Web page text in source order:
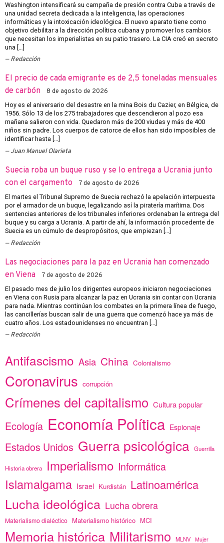
Washington intensificará su campaña de presión contra Cuba a través de
una unidad secreta dedicada a la inteligencia, las operaciones
informáticas y la intoxicación ideológica. El nuevo aparato tiene como
objetivo debilitar a la dirección política cubana y promover los cambios
que necesitan los imperialistas en su patio trasero. La CIA creó en secreto
una […]
Redacción
El precio de cada emigrante es de 2,5 toneladas mensuales
de carbón
8 de agosto de 2026
Hoy es el aniversario del desastre en la mina Bois du Cazier, en Bélgica, de
1956. Sólo 13 de los 275 trabajadores que descendieron al pozo esa
mañana salieron con vida. Quedaron más de 200 viudas y más de 400
niños sin padre. Los cuerpos de catorce de ellos han sido imposibles de
identificar hasta […]
Juan Manuel Olarieta
Suecia roba un buque ruso y se lo entrega a Ucrania junto
con el cargamento
7 de agosto de 2026
El martes el Tribunal Supremo de Suecia rechazó la apelación interpuesta
por el armador de un buque, legalizando así la piratería marítima. Dos
sentencias anteriores de los tribunales inferiores ordenaban la entrega del
buque y su carga a Ucrania. A partir de ahí, la información procedente de
Suecia es un cúmulo de despropósitos, que empiezan […]
Redacción
Las negociaciones para la paz en Ucrania han comenzado
en Viena
7 de agosto de 2026
El pasado mes de julio los dirigentes europeos iniciaron negociaciones
en Viena con Rusia para alcanzar la paz en Ucrania sin contar con Ucrania
para nada. Mientras continúan los combates en la primera línea de fuego,
las cancillerías buscan salir de una guerra que comenzó hace ya más de
cuatro años. Los estadounidenses no encuentran […]
Redacción
Antifascismo Asia China Colonialismo
Coronavirus corrupción
Crímenes del capitalismo Cultura popular
Ecología Economía Política Espionaje
Estados Unidos Guerra psicológica Guerrilla
Historia obrera Imperialismo Informática
Islamalgama Israel Kurdistán Latinoamérica
Lucha ideológica Lucha obrera
Materialismo dialéctico Materialismo histórico MCI
Memoria histórica Militarismo MLNV Mujer